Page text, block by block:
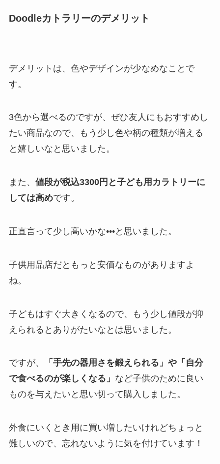
Doodleカトラリーのデメリット
デメリットは、色やデザインが少なめなことで
す。
3色から選べるのですが、ぜひ友人にもおすすめし
たい商品なので、もう少し色や柄の種類が増える
と嬉しいなと思いました。
また、 値段が税込3300円と子ども用カラトリーに
しては高めです。
正直言って少し高いかな•••と思いました。
子供用品店だともっと安価なものがありますよ
ね。
子どもはすぐ大きくなるので、もう少し値段が抑
えられるとありがたいなとは思いました。
ですが、
「手先の器用さを鍛えられる」や「自分
で食べるのが楽しくなる」 など子供のために良い
ものを与えたいと思い切って購入しました。
外食にいくとき用に買い増したいけれどちょっと
難しいので、忘れないように気を付けています！